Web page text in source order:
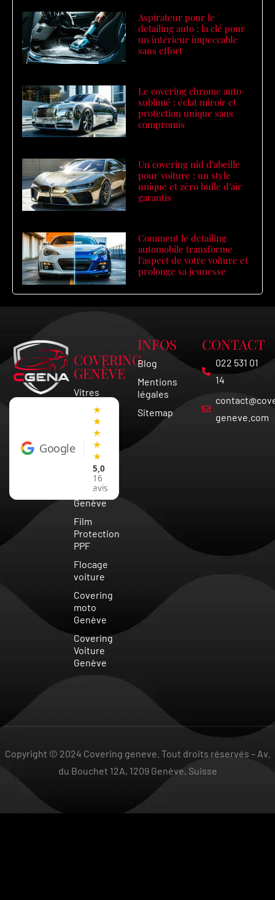
Aspirateur pour le
detailing auto : la clé pour
un intérieur impeccable
sans effort
Le covering chrome auto
sublimé : éclat miroir et
protection unique sans
compromis
Un covering nid d’abeille
pour voiture : un style
unique et zéro bulle d’air
garantis
Comment le detailing
automobile transforme
l’aspect de votre voiture et
prolonge sa jeunesse
Google
★
★
★
★
★
5,0
16
avis
COVERING
GENÈVE
Vitres
Teintées
Covering
Voiture
Suisse
Vitre
teintée
Genève
Film
Protection
PPF
Flocage
voiture
Covering
moto
Genève
Covering
Voiture
Genève
INFOS
Blog
Mentions
légales
Sitemap
CONTACT
022 531 01
14
geneve.com
Copyright © 2024 Covering geneve. Tout droits réservés – Av.
du Bouchet 12A, 1209 Genève, Suisse